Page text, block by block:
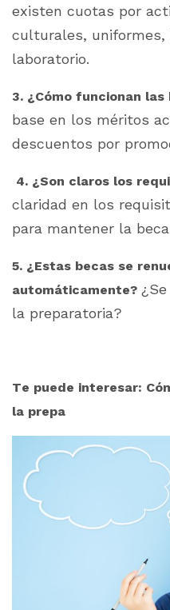
existen cuotas por
culturales,
laboratorio.
3. ¿Cómo funcionan las
base en los méritos
descuentos por
4. ¿Son claros los
claridad en los
para mantener la
5. ¿Estas becas se
automáticamente?
la preparatoria?
Te puede interesar:
la prepa